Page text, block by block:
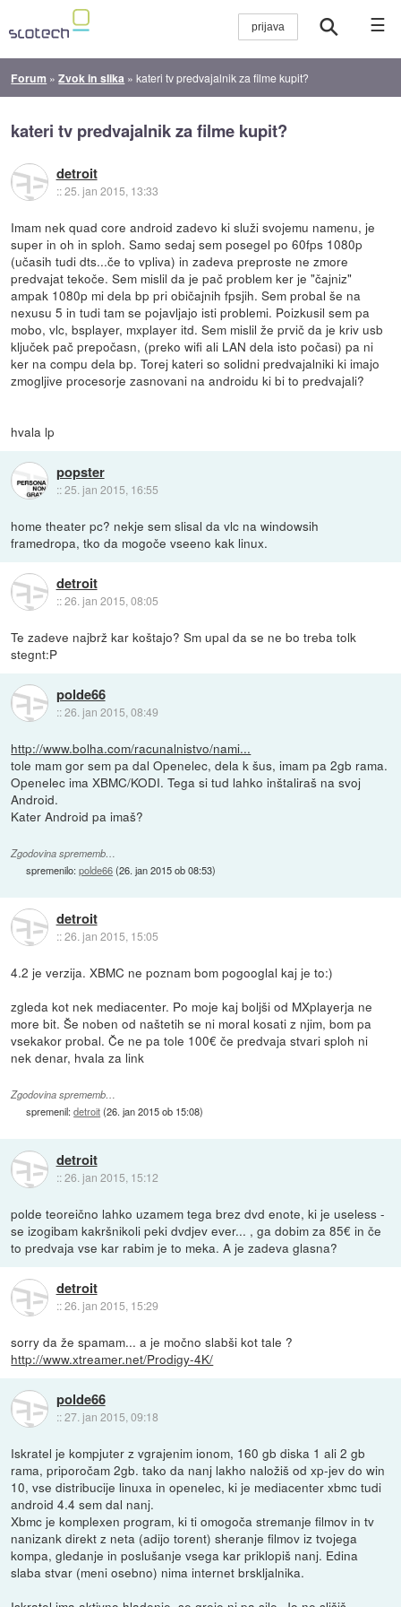
☰
Forum »Zvok in slika »kateri tv predvajalnik za filme kupit?
kateri tv predvajalnik za filme kupit?
detroit
::25. jan 2015, 13:33
Imam nek quad core android zadevo ki služi svojemu namenu, je
super in oh in sploh. Samo sedaj sem posegel po 60fps 1080p
(učasih tudi dts...če to vpliva) in zadeva preproste ne zmore
predvajat tekoče. Sem mislil da je pač problem ker je "čajniz"
ampak 1080p mi dela bp pri običajnih fpsjih. Sem probal še na
nexusu 5 in tudi tam se pojavljajo isti problemi. Poizkusil sem pa
mobo, vlc, bsplayer, mxplayer itd. Sem mislil že prvič da je kriv usb
ključek pač prepočasn, (preko wifi ali LAN dela isto počasi) pa ni
ker na compu dela bp. Torej kateri so solidni predvajalniki ki imajo
zmogljive procesorje zasnovani na androidu ki bi to predvajali?
hvala lp
popster
::25. jan 2015, 16:55
home theater pc? nekje sem slisal da vlc na windowsih
framedropa, tko da mogoče vseeno kak linux.
detroit
::26. jan 2015, 08:05
Te zadeve najbrž kar koštajo? Sm upal da se ne bo treba tolk
stegnt:P
polde66
::26. jan 2015, 08:49
http://www.bolha.com/racunalnistvo/nami...
tole mam gor sem pa dal Openelec, dela k šus, imam pa 2gb rama.
Openelec ima XBMC/KODI. Tega si tud lahko inštaliraš na svoj
Android.
Kater Android pa imaš?
Zgodovina sprememb…
spremenilo:polde66(26. jan 2015 ob 08:53)
detroit
::26. jan 2015, 15:05
4.2 je verzija. XBMC ne poznam bom pogooglal kaj je to:)
zgleda kot nek mediacenter. Po moje kaj boljši od MXplayerja ne
more bit. Še noben od naštetih se ni moral kosati z njim, bom pa
vsekakor probal. Če ne pa tole 100€ če predvaja stvari sploh ni
nek denar, hvala za link
Zgodovina sprememb…
spremenil:detroit(26. jan 2015 ob 15:08)
detroit
::26. jan 2015, 15:12
polde teoreično lahko uzamem tega brez dvd enote, ki je useless -
se izogibam kakršnikoli peki dvdjev ever... , ga dobim za 85€ in če
to predvaja vse kar rabim je to meka. A je zadeva glasna?
detroit
::26. jan 2015, 15:29
sorry da že spamam... a je močno slabši kot tale ?
http://www.xtreamer.net/Prodigy-4K/
polde66
::27. jan 2015, 09:18
Iskratel je kompjuter z vgrajenim ionom, 160 gb diska 1 ali 2 gb
rama, priporočam 2gb. tako da nanj lakho naložiš od xp-jev do win
10, vse distribucije linuxa in openelec, ki je mediacenter xbmc tudi
android 4.4 sem dal nanj.
Xbmc je komplexen program, ki ti omogoča stremanje filmov in tv
nanizank direkt z neta (adijo torent) sheranje filmov iz tvojega
kompa, gledanje in poslušanje vsega kar priklopiš nanj. Edina
slaba stvar (meni osebno) nima internet brskljalnika.